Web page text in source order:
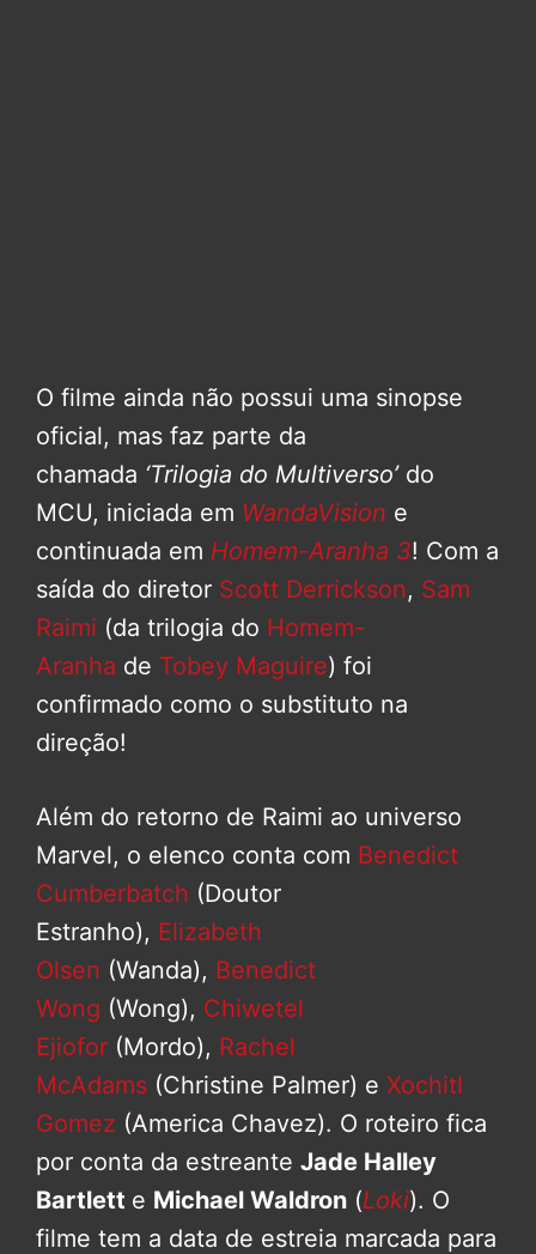
O filme ainda não possui uma sinopse
oficial, mas faz parte da
chamada ‘Trilogia do Multiverso’do
MCU, iniciada em WandaVision e
continuada em Homem-Aranha 3! Com a
saída do diretor Scott Derrickson, Sam
Raimi (da trilogia do Homem-
Aranha de Tobey Maguire) foi
confirmado como o substituto na
direção!
Além do retorno de Raimi ao universo
Marvel, o elenco conta com Benedict
Cumberbatch (Doutor
Estranho), Elizabeth
Olsen (Wanda), Benedict
Wong (Wong), Chiwetel
Ejiofor (Mordo), Rachel
McAdams (Christine Palmer) e Xochitl
Gomez (America Chavez). O roteiro fica
por conta da estreante Jade Halley
Bartlett e Michael Waldron (Loki). O
filme tem a data de estreia marcada para